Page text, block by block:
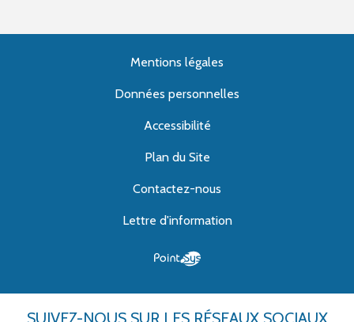
Mentions légales
Données personnelles
Accessibilité
Plan du Site
Contactez-nous
Lettre d'information
SUIVEZ-NOUS SUR LES RÉSEAUX SOCIAUX